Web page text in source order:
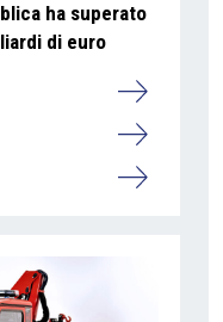
ha superato
di euro